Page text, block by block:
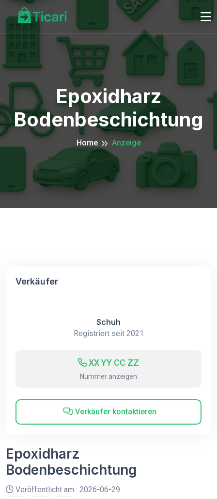
Epoxidharz
Bodenbeschichtung
Home Anzeige
Verkäufer
Schuh
Registriert seit 2021
XX YY CC ZZ
Nummer anzeigen
Verkäufer kontaktieren
Epoxidharz
Bodenbeschichtung
Veröffentlicht am : 2026-06-29